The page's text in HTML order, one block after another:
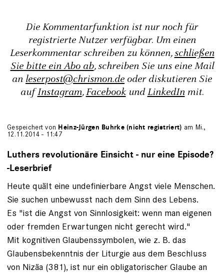
Die Kommentarfunktion ist nur noch für
registrierte Nutzer verfügbar. Um einen
Leserkommentar schreiben zu können,schließen
Sie bitte ein Abo ab, schreiben Sie uns eine Mail
an leserpost@chrismon.de oder diskutieren Sie
aufInstagram,FacebookundLinkedInmit.
Gespeichert von Heinz-Jürgen Buhrke (nicht registriert) am Mi.,
12.11.2014 - 11:47
Luthers revolutionäre Einsicht - nur eine Episode?
-Leserbrief
Heute quält eine undefinierbare Angst viele Menschen.
Sie suchen unbewusst nach dem Sinn des Lebens.
Es "ist die Angst von Sinnlosigkeit: wenn man eigenen
oder fremden Erwartungen nicht gerecht wird."
Mit kognitiven Glaubenssymbolen, wie z. B. das
Glaubensbekenntnis der Liturgie aus dem Beschluss
von Nizäa (381), ist nur ein obligatorischer Glaube an